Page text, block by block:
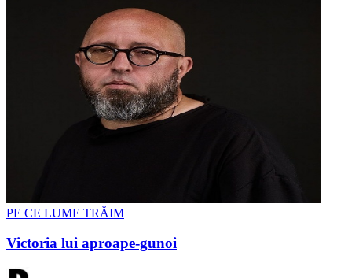
PE CE LUME TRĂIM
Victoria lui aproape-gunoi